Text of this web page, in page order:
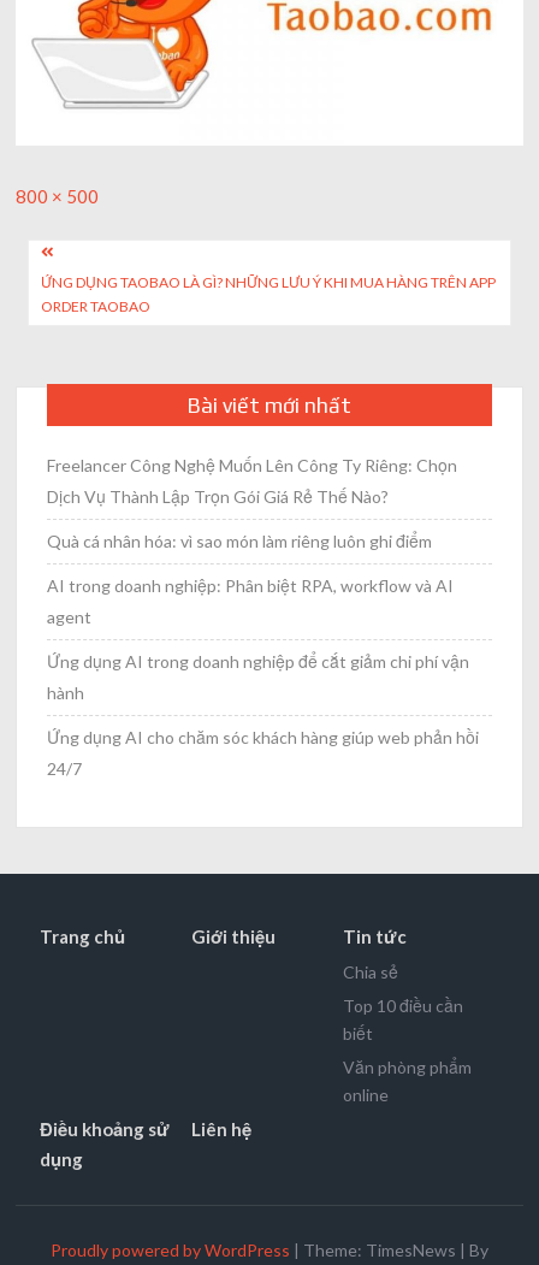
Ứng dụng AI cho chăm sóc khách hàng giúp web phản hồi
24/7
AI agent cho doanh nghiệp khác chatbot truyền thống ra sao
Full
800 × 500
Post
navigation
ỨNG DỤNG TAOBAO LÀ GÌ? NHỮNG LƯU Ý KHI MUA HÀNG TRÊN APP
ORDER TAOBAO
Bài viết mới nhất
Freelancer Công Nghệ Muốn Lên Công Ty Riêng: Chọn
Dịch Vụ Thành Lập Trọn Gói Giá Rẻ Thế Nào?
Quà cá nhân hóa: vì sao món làm riêng luôn ghi điểm
AI trong doanh nghiệp: Phân biệt RPA, workflow và AI
agent
Ứng dụng AI trong doanh nghiệp để cắt giảm chi phí vận
hành
Ứng dụng AI cho chăm sóc khách hàng giúp web phản hồi
24/7
Trang chủ Giới thiệu Tin tức
Chia sẻ
Top 10 điều cần
biết
Văn phòng phẩm
online
Điều khoảng sử
dụng
Liên hệ
Proudly powered by WordPress | Theme: TimesNews | By